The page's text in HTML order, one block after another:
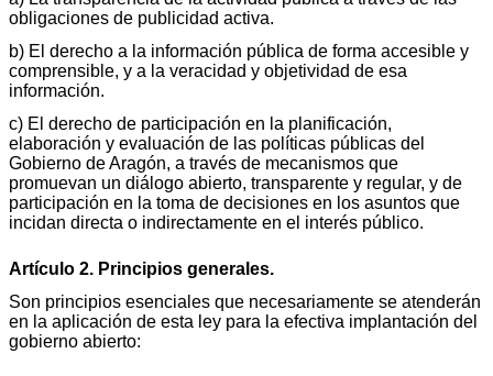
obligaciones de publicidad activa.
b) El derecho a la información pública de forma accesible y
comprensible, y a la veracidad y objetividad de esa
información.
c) El derecho de participación en la planificación,
elaboración y evaluación de las políticas públicas del
Gobierno de Aragón, a través de mecanismos que
promuevan un diálogo abierto, transparente y regular, y de
participación en la toma de decisiones en los asuntos que
incidan directa o indirectamente en el interés público.
Artículo 2. Principios generales.
Son principios esenciales que necesariamente se atenderán
en la aplicación de esta ley para la efectiva implantación del
gobierno abierto: